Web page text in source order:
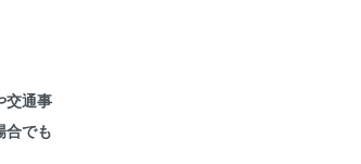
交通事
合でも